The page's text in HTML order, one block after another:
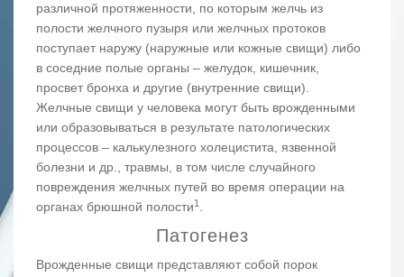
различной протяженности, по которым желчь из
полости желчного пузыря или желчных протоков
поступает наружу (наружные или кожные свищи) либо
в соседние полые органы – желудок, кишечник,
просвет бронха и другие (внутренние свищи).
Желчные свищи у человека могут быть врожденными
или образовываться в результате патологических
процессов – калькулезного холецистита, язвенной
болезни и др., травмы, в том числе случайного
повреждения желчных путей во время операции на
органах брюшной полости1 .
Патогенез
Врожденные свищи представляют собой порок